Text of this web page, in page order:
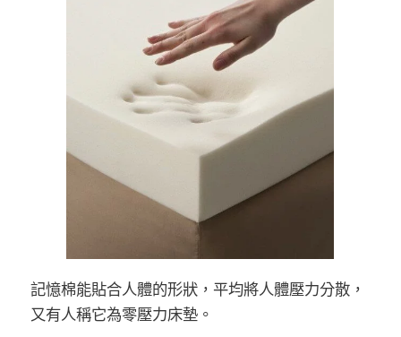
記憶棉能貼合人體的形狀，平均將人體壓力分散，
又有人稱它為零壓力床墊。